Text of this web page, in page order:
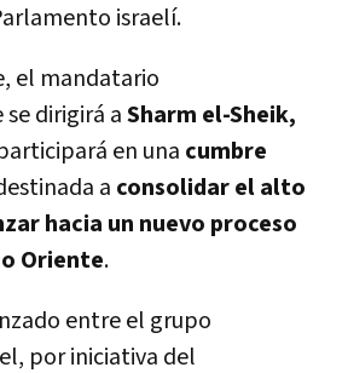
israelí.
el mandatario
dirigirá aSharm el-Sheik,
en una cumbre
a consolidar el alto
hacia un nuevo proceso
Oriente.
entre el grupo
por iniciativa del